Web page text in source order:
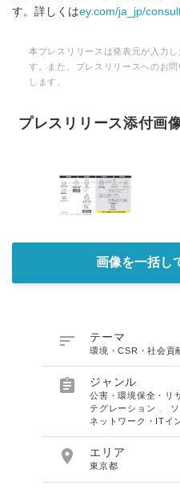
す。詳しくはey.com/ja_jp/
本プレスリリースは発表元が入力
す。また、プレスリリースへのお
します。
プレスリリース添付画
画像を一括し
 テーマ
環境・CSR・社会貢
 ジャンル
公害・環境保全・リ
テグレーション
ネットワーク・ITイ
 エリア
東京都